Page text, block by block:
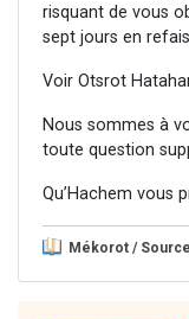
risquant de vous
sept jours en
Voir Otsrot
Nous sommes à
toute question
Qu’Hachem vous
Mékorot /